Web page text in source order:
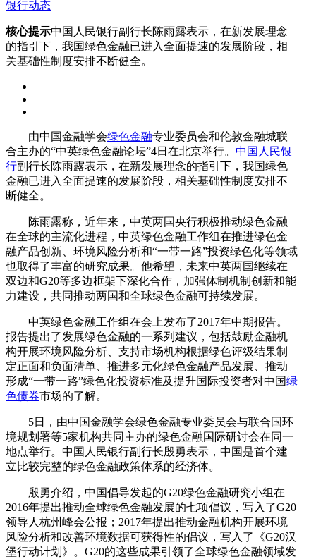
银行动态
核心提示中国人民银行副行长陈雨露表示，在新发展理念
的指引下，我国绿色金融已进入全面提速的发展阶段，相
关基础性制度安排不断健全。
由中国金融学会绿色金融专业委员会和伦敦金融城联
合主办的“中英绿色金融论坛”4日在北京举行。 中国人民银
行副行长陈雨露表示，在新发展理念的指引下，我国绿色
金融已进入全面提速的发展阶段，相关基础性制度安排不
断健全。
陈雨露称，近年来，中英两国央行积极推动绿色金融
在全球的主流化进程，中英绿色金融工作组在推进绿色金
融产品创新、环境风险分析和“一带一路”投资绿色化等领域
也取得了丰富的研究成果。他希望，未来中英两国继续在
双边和G20等多边框架下深化合作，加强体制机制创新和能
力建设，共同推动两国和全球绿色金融可持续发展。
中英绿色金融工作组在会上发布了2017年中期报告。
报告提出了发展绿色金融的一系列建议，包括鼓励金融机
构开展环境风险分析、支持市场机构根据绿色评级结果制
定正面和负面清单、推进多元化绿色金融产品发展、推动
形成“一带一路”绿色化投资标准及提升国际投资者对中国绿
色债券市场的了解。
5日，由中国金融学会绿色金融专业委员会与联合国环
境规划署等5家机构共同主办的绿色金融国际研讨会在同一
地点举行。中国人民银行副行长殷勇表示，中国是首个建
立比较完整的绿色金融政策体系的经济体。
殷勇介绍，中国倡导发起的G20绿色金融研究小组在
2016年提出推动全球绿色金融发展的七项倡议，写入了G20
领导人杭州峰会公报；2017年提出推动金融机构开展环境
风险分析和改善环境数据可获得性的倡议，写入了《G20汉
堡行动计划》。G20的这些成果引领了全球绿色金融领域发